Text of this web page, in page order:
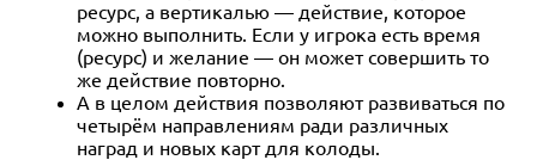
ресурс, а вертикалью — действие, которое
можно выполнить. Если у игрока есть время
(ресурс) и желание — он может совершить то
же действие повторно.
А в целом действия позволяют развиваться по
четырём направлениям ради различных
наград и новых карт для колоды.